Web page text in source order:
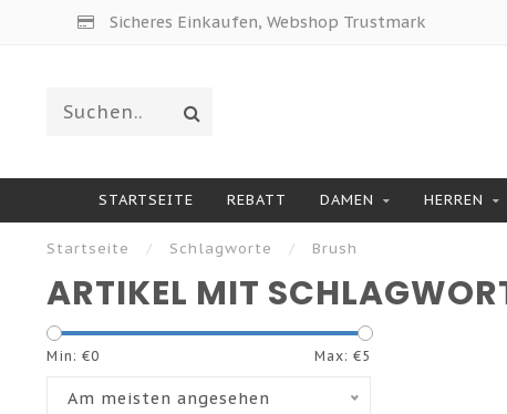
Sicheres Einkaufen, Webshop Trustmark
STARTSEITE REBATT DAMEN HERREN
Startseite / Schlagworte / Brush
ARTIKEL MIT
Min: €0 Max: €5
Am meisten angesehen